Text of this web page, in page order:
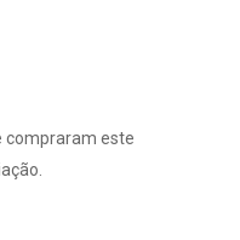
compraram este